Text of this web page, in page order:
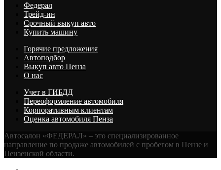
Федерал
Трейд-ин
Срочный выкуп авто
Купить машину
Горячие предложения
Автоподбор
Выкуп авто Пенза
О нас
Учет в ГИБДД
Переоформление автомобиля
Корпоративным клиентам
Оценка автомобиля Пенза
Автосалон «ФЕДЕРАЛ» – это специализированное
направление по продаже автомобилей с пробегом в Пензе и
Пензенской области.